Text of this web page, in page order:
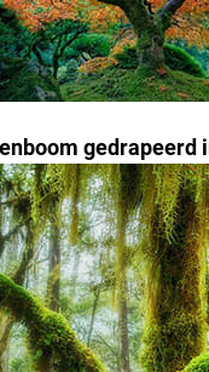
gedrapeerd